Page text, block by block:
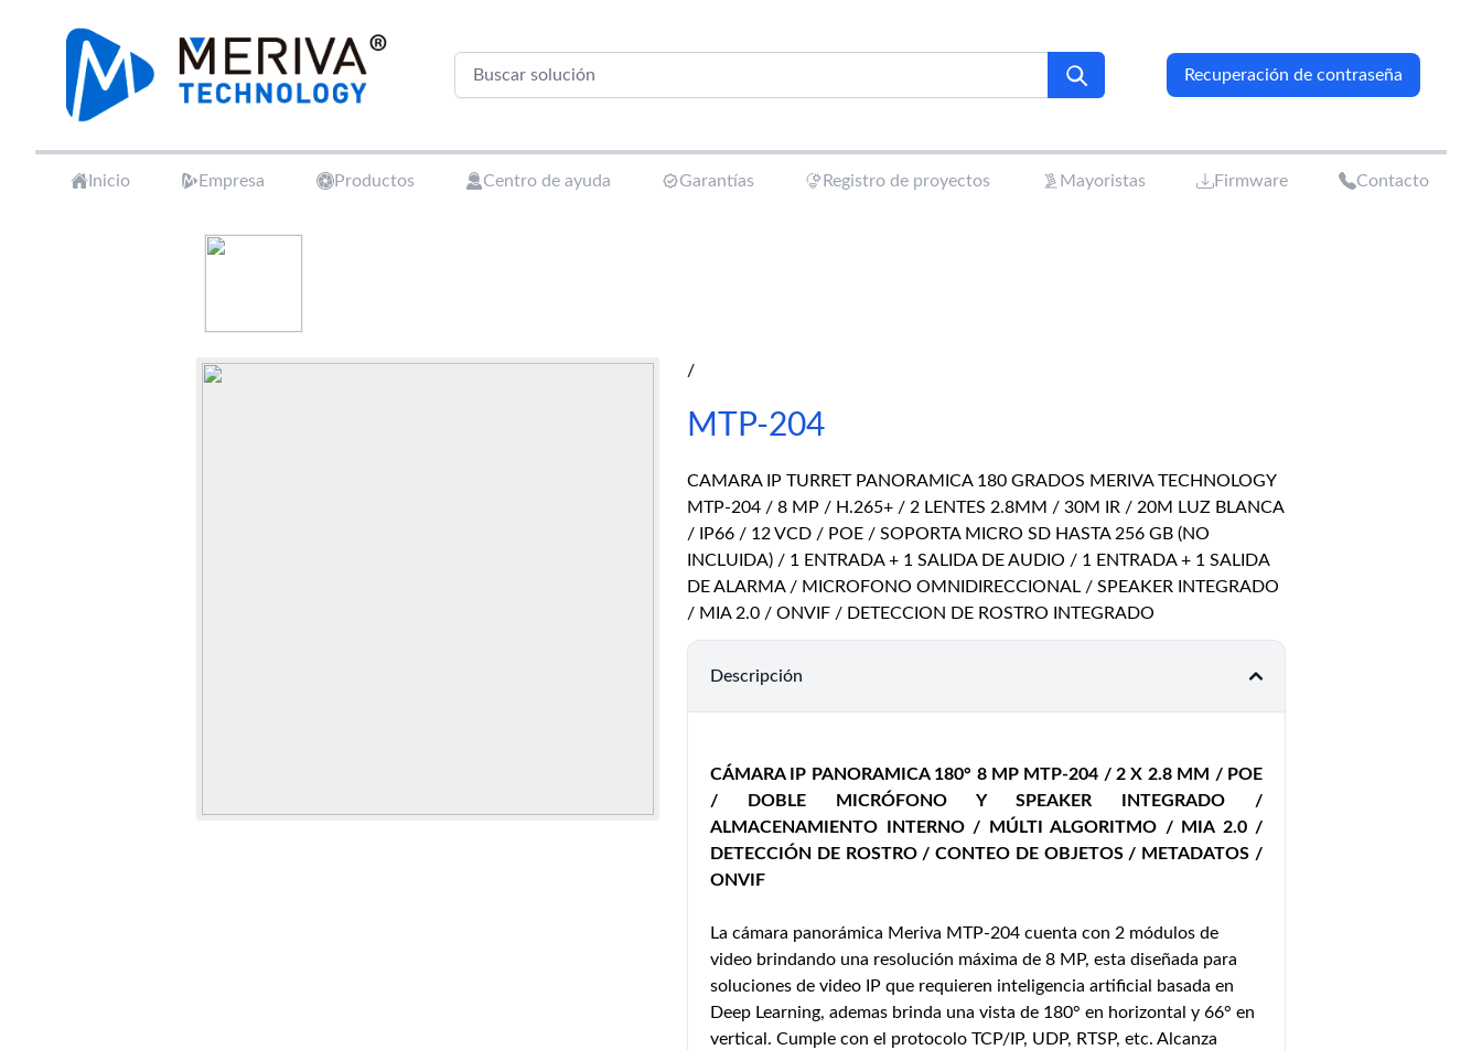
Your Company
Recuperación de contraseña
Inicio Empresa Productos Centro de ayuda Garantías Registro de proyectos Mayoristas Firmware Contacto
/
MTP-204
CAMARA IP TURRET PANORAMICA 180 GRADOS MERIVA TECHNOLOGY
MTP-204 / 8 MP / H.265+ / 2 LENTES 2.8MM / 30M IR / 20M LUZ BLANCA
/ IP66 / 12 VCD / POE / SOPORTA MICRO SD HASTA 256 GB (NO
INCLUIDA) / 1 ENTRADA + 1 SALIDA DE AUDIO / 1 ENTRADA + 1 SALIDA
DE ALARMA / MICROFONO OMNIDIRECCIONAL / SPEAKER INTEGRADO
/ MIA 2.0 / ONVIF / DETECCION DE ROSTRO INTEGRADO
Descripción
CÁMARA IP PANORAMICA 180° 8 MP MTP-204 / 2 X 2.8 MM / POE
/ DOBLE MICRÓFONO Y SPEAKER INTEGRADO /
ALMACENAMIENTO INTERNO / MÚLTI ALGORITMO / MIA 2.0 /
DETECCIÓN DE ROSTRO / CONTEO DE OBJETOS / METADATOS /
ONVIF
La cámara panorámica Meriva MTP-204 cuenta con 2 módulos de
video brindando una resolución máxima de 8 MP, esta diseñada para
soluciones de video IP que requieren inteligencia artificial basada en
Deep Learning, ademas brinda una vista de 180° en horizontal y 66° en
vertical. Cumple con el protocolo TCP/IP, UDP, RTSP, etc. Alcanza